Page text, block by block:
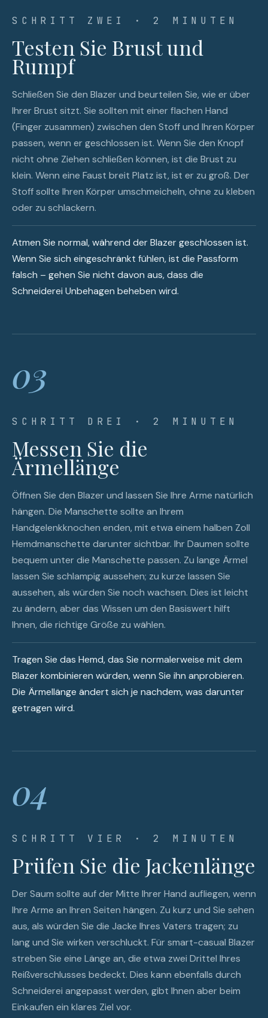
SCHRITT ZWEI · 2 MINUTEN
Testen Sie Brust und
Rumpf
Schließen Sie den Blazer und beurteilen Sie, wie er über
Ihrer Brust sitzt. Sie sollten mit einer flachen Hand
(Finger zusammen) zwischen den Stoff und Ihren Körper
passen, wenn er geschlossen ist. Wenn Sie den Knopf
nicht ohne Ziehen schließen können, ist die Brust zu
klein. Wenn eine Faust breit Platz ist, ist er zu groß. Der
Stoff sollte Ihren Körper umschmeicheln, ohne zu kleben
oder zu schlackern.
Atmen Sie normal, während der Blazer geschlossen ist.
Wenn Sie sich eingeschränkt fühlen, ist die Passform
falsch – gehen Sie nicht davon aus, dass die
Schneiderei Unbehagen beheben wird.
03
SCHRITT DREI · 2 MINUTEN
Messen Sie die
Ärmellänge
Öffnen Sie den Blazer und lassen Sie Ihre Arme natürlich
hängen. Die Manschette sollte an Ihrem
Handgelenkknochen enden, mit etwa einem halben Zoll
Hemdmanschette darunter sichtbar. Ihr Daumen sollte
bequem unter die Manschette passen. Zu lange Ärmel
lassen Sie schlampig aussehen; zu kurze lassen Sie
aussehen, als würden Sie noch wachsen. Dies ist leicht
zu ändern, aber das Wissen um den Basiswert hilft
Ihnen, die richtige Größe zu wählen.
Tragen Sie das Hemd, das Sie normalerweise mit dem
Blazer kombinieren würden, wenn Sie ihn anprobieren.
Die Ärmellänge ändert sich je nachdem, was darunter
getragen wird.
04
SCHRITT VIER · 2 MINUTEN
Prüfen Sie die Jackenlänge
Der Saum sollte auf der Mitte Ihrer Hand aufliegen, wenn
Ihre Arme an Ihren Seiten hängen. Zu kurz und Sie sehen
aus, als würden Sie die Jacke Ihres Vaters tragen; zu
lang und Sie wirken verschluckt. Für smart-casual Blazer
streben Sie eine Länge an, die etwa zwei Drittel Ihres
Reißverschlusses bedeckt. Dies kann ebenfalls durch
Schneiderei angepasst werden, gibt Ihnen aber beim
Einkaufen ein klares Ziel vor.